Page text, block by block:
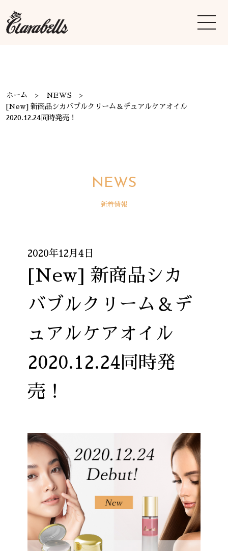
ホーム
NEWS
[New] 新商品シカバブルクリーム＆デュアルケアオイル
2020.12.24同時発売！
NEWS
新着情報
2020年12月4日
[New] 新商品シカ
バブルクリーム＆デ
ュアルケアオイル
2020.12.24同時発
売！